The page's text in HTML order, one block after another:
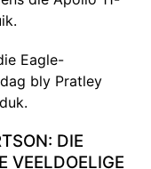
Eagle-
bly Pratley
DIE
VEELDOELIGE